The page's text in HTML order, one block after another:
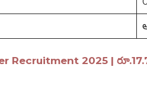
Recruitment 2025 |